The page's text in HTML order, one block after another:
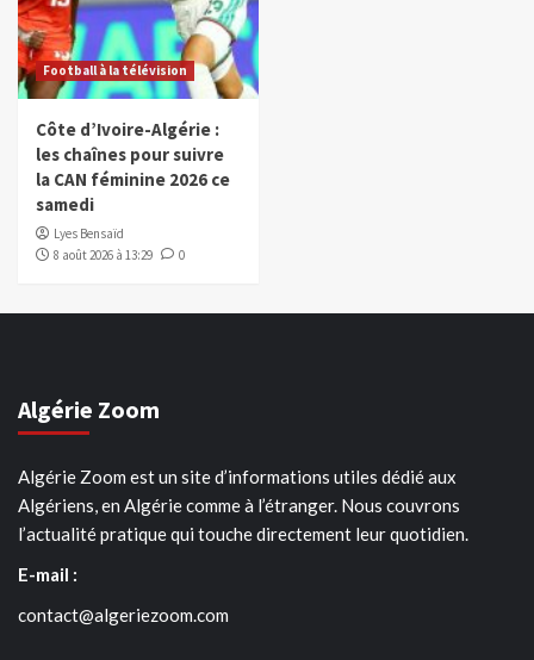
Football à la télévision
Côte d’Ivoire-Algérie :
les chaînes pour suivre
la CAN féminine 2026 ce
samedi
Lyes Bensaïd
8 août 2026 à 13:29
0
Algérie Zoom
Algérie Zoom est un site d’informations utiles dédié aux
Algériens, en Algérie comme à l’étranger. Nous couvrons
l’actualité pratique qui touche directement leur quotidien.
E-mail :
contact@algeriezoom.com